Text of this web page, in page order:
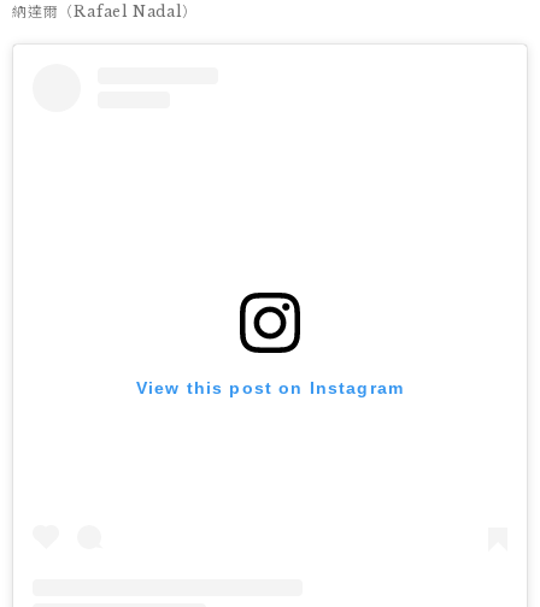
納達爾（Rafael Nadal）
View this post on Instagram